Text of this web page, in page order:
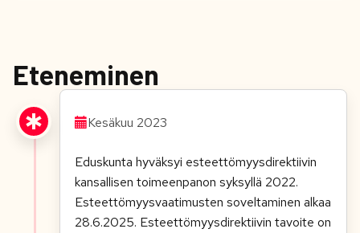
Eteneminen
Kesäkuu 2023
Eduskunta hyväksyi esteettömyysdirektiivin
kansallisen toimeenpanon syksyllä 2022.
Esteettömyysvaatimusten soveltaminen alkaa
28.6.2025. Esteettömyysdirektiivin tavoite on